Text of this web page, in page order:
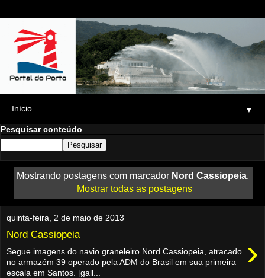
▼
Pesquisar conteúdo
Mostrando postagens com marcador Nord Cassiopeia.
Mostrar todas as postagens
quinta-feira, 2 de maio de 2013
Nord Cassiopeia ›
Segue imagens do navio graneleiro Nord Cassiopeia, atracado
no armazém 39 operado pela ADM do Brasil em sua primeira
escala em Santos. [gall...